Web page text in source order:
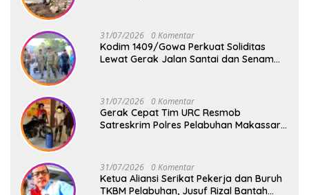
31/07/2026 0 Komentar
Kodim 1409/Gowa Perkuat Soliditas
Lewat Gerak Jalan Santai dan Senam
31/07/2026 0 Komentar
Gerak Cepat Tim URC Resmob
Satreskrim Polres Pelabuhan Makassar
31/07/2026 0 Komentar
Ketua Aliansi Serikat Pekerja dan Buruh
TKBM Pelabuhan, Jusuf Rizal Bantah